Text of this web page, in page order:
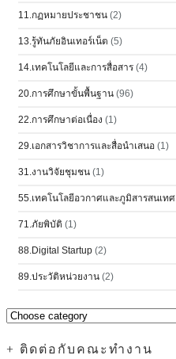
11.กฏหมายประชาชน (2)
13.รู้ทันภัยอินเทอร์เน็ต (5)
14.เทคโนโลยีและการสื่อสาร (4)
20.การศึกษาขั้นพื้นฐาน (96)
22.การศึกษาต่อเนื่อง (1)
29.เอกสารวิชาการและสื่อนำเสนอ (1)
31.งานวิจัยชุมชน (1)
55.เทคโนโลยีอวกาศและภูมิสารสนเทศ
71.ภัยพิบัติ (1)
88.Digital Startup (2)
89.ประวัติหน่วยงาน (2)
+ ติดต่อกับคณะทำงาน